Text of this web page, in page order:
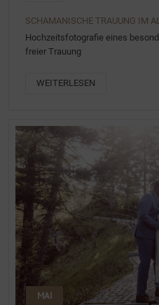
SCHAMANISCHE TRAUUNG IM
Hochzeitsfotografie eines
freier Trauung
WEITERLESEN
MAI